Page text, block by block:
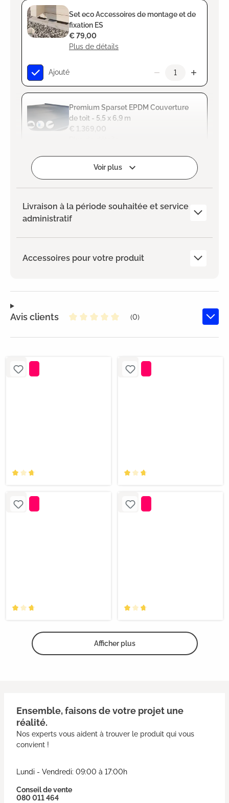
Set eco Accessoires de montage et de
fixation ES
Plus de détails
€ 79,00
Ajouté
Premium Sparset EPDM Couverture
de toit - 5,5 x 6,9 m
€ 1.369,00
Voir plus
Livraison à la période souhaitée et service
administratif
Accessoires pour votre produit
Avis clients
(0)
Afficher plus
Ensemble, faisons de votre projet une
réalité.
Nos experts vous aident à trouver le produit qui vous
convient !
Lundi - Vendredi: 09:00 à 17:00h
Conseil de vente
080 011 464